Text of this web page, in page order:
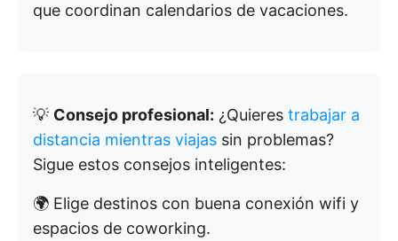
que coordinan calendarios de vacaciones.
💡 Consejo profesional: ¿Quieres trabajar a
distancia mientras viajas sin problemas?
Sigue estos consejos inteligentes:
🌍 Elige destinos con buena conexión wifi y
espacios de coworking.